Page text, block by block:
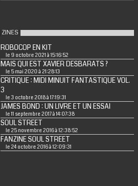
ZINES
ROBOCOP EN KIT
le 9 octobre 2021 à 15:16:52
MAIS QUI EST XAVIER DESBARATS ?
le 5 mai 2020 à 21:28:13
CRITIQUE : MIDI MINUIT FANTASTIQUE VOL.
3
le 3 octobre 2018 à 17:19:31
JAMES BOND : UN LIVRE ET UN ESSAI
le 11 septembre 2017 à 14:07:38
SOUL STREET
le 25 novembre 2016 à 12:38:52
FANZINE SOUL STREET
le 24 octobre 2016 à 12:09:31